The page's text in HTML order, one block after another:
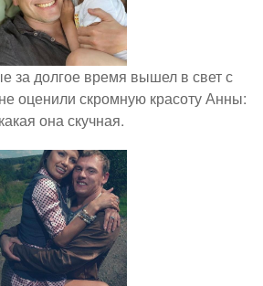
за долгое время вышел в свет с
оценили скромную красоту Анны:
она скучная.